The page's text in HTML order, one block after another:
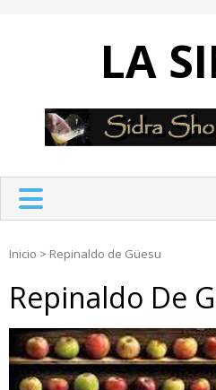
LA
Inicio > Repinaldo de Güesu
Repinaldo De